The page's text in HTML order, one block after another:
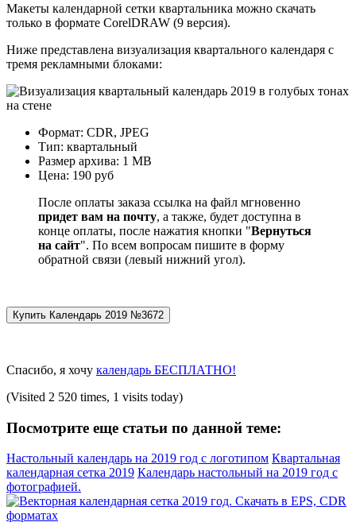
Макеты календарной сетки квартальника можно скачать
только в формате CorelDRAW (9 версия).
Ниже представлена визуализация квартального календаря с
тремя рекламными блоками:
Формат: CDR, JPEG
Тип: квартальный
Размер архива: 1 МВ
Цена: 190 руб
После оплаты заказа ссылка на файл мгновенно
придет вам на почту, а также, будет доступна в
конце оплаты, после нажатия кнопки "Вернуться
на сайт". По всем вопросам пишите в форму
обратной связи (левый нижний угол).
Спасибо, я хочу календарь БЕСПЛАТНО!
(Visited 2 520 times, 1 visits today)
Посмотрите еще статьи по данной теме:
Настольный календарь на 2019 год с логотипом Квартальная
календарная сетка 2019 Календарь настольный на 2019 год с
фотографией.